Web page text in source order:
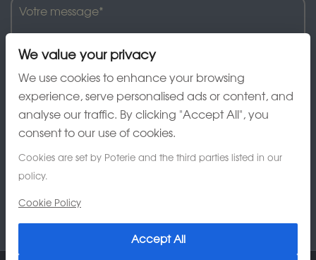
J'ai lu et accepte la charte de confidentialité
We value your privacy
We use cookies to enhance your browsing
experience, serve personalised ads or content, and
analyse our traffic. By clicking "Accept All", you
consent to our use of cookies.
Cookies are set by Poterie and the third parties listed in our
policy.
Cookie Policy
Accept All